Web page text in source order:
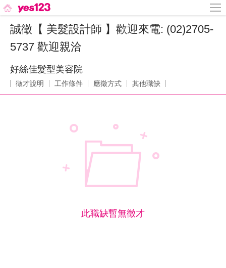
誠徵【 美髮設計師 】歡迎來電: (02)2705-
5737 歡迎親洽
好絲佳髮型美容院
徵才說明 工作條件 應徵方式 其他職缺
此職缺暫無徵才